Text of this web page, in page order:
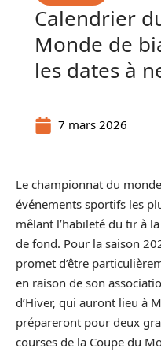
Calendrier
Monde de
les dates à
7 mars 2026
Le championnat du
événements sportifs les
mêlant l’habileté du tir à
de fond. Pour la saison
promet d’être
en raison de son
d’Hiver, qui auront lieu à
prépareront pour deux
courses de la Coupe du